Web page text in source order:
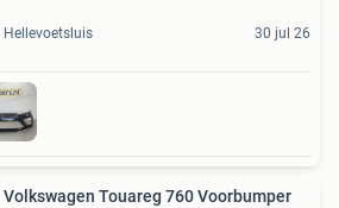
Hellevoetsluis 30 jul 26
Volkswagen Touareg 760 Voorbumper